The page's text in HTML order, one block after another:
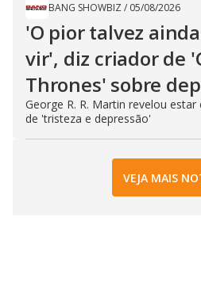
BANG SHOWBIZ / 05/08/2026
'O pior talvez
vir', diz criador de
Thrones' sobre
George R. R. Martin revelou
de 'tristeza e depressão'
VEJA MAIS